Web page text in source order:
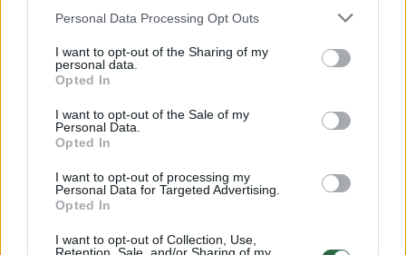
Personal Data Processing Opt Outs
I want to opt-out of the Sharing of my
personal data.
Opted In
I want to opt-out of the Sale of my
Personal Data.
Opted In
I want to opt-out of processing my
Personal Data for Targeted Advertising.
Opted In
I want to opt-out of Collection, Use,
vaiko gyvybių išgelbėti nepavyko
32 laipsnių šilumos
V. Zalužno pasisakymą laiko bandymu įsitvirtinti
Ukrainos politikoje: jis yra neteisus